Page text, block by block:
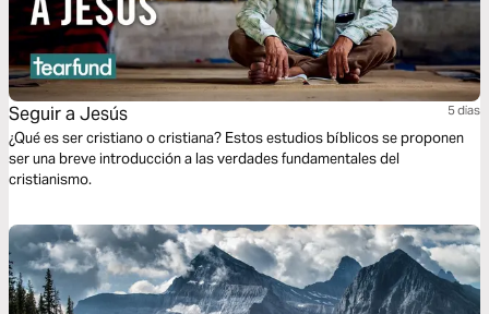
Seguir a Jesús 5 dias
¿Qué es ser cristiano o cristiana? Estos estudios bíblicos se proponen
ser una breve introducción a las verdades fundamentales del
cristianismo.